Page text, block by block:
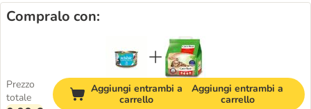
Compralo con:
Prezzo
totale
Aggiungi entrambi a
carrello
Aggiungi entrambi a
carrello